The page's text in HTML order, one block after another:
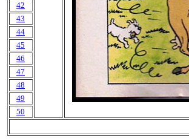
42
43
44
45
46
47
48
49
50